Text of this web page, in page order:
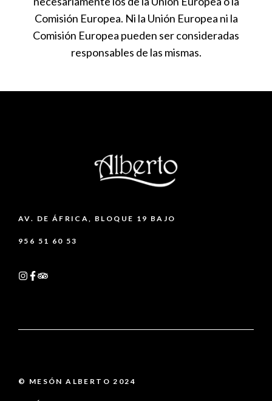
Comisión Europea. Ni la Unión Europea ni la
Comisión Europea pueden ser consideradas
responsables de las mismas.
AV. DE ÁFRICA, BLOQUE 19 BAJO
956 51 60 53
© MESÓN ALBERTO 2024